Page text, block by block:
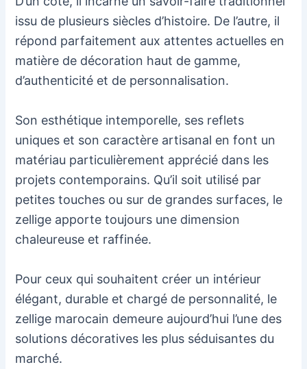
issu de plusieurs siècles d’histoire. De l’autre, il
répond parfaitement aux attentes actuelles en
matière de décoration haut de gamme,
d’authenticité et de personnalisation.
Son esthétique intemporelle, ses reflets
uniques et son caractère artisanal en font un
matériau particulièrement apprécié dans les
projets contemporains. Qu’il soit utilisé par
petites touches ou sur de grandes surfaces, le
zellige apporte toujours une dimension
chaleureuse et raffinée.
Pour ceux qui souhaitent créer un intérieur
élégant, durable et chargé de personnalité, le
zellige marocain demeure aujourd’hui l’une des
solutions décoratives les plus séduisantes du
marché.